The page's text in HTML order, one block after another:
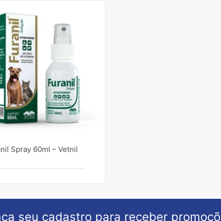
Spray 60ml – Vetnil
seu cadastro para receber